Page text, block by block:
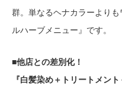
群。単なるヘナカラーより
ルハーブメニュー』です。
■他店との差別化！
『白髪染め＋トリートメン